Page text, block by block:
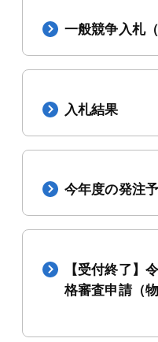
一般競争入札
入札結果
今年度の発注
【受付終了】
格審査申請（